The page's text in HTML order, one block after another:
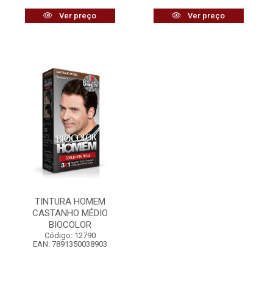
Ver preço Ver preço
TINTURA HOMEM
CASTANHO MÉDIO
BIOCOLOR
Código: 12790
EAN: 7891350038903